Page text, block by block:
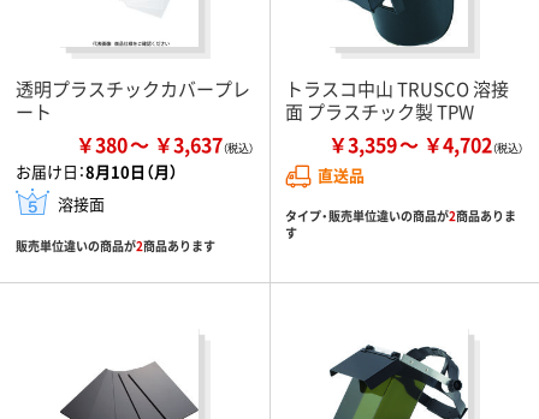
透明プラスチックカバープレ
ート
￥380 ￥3,637
お届け日：8月10日（月）
溶接面
販売単位違いの商品が2商品あります
トラスコ中山 TRUSCO 溶接
面 プラスチック製 TPW
￥3,359 ￥4,702
直送品
タイプ・販売単位違いの商品が2商品ありま
す